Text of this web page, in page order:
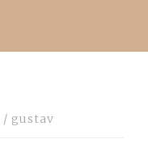
/ gustav